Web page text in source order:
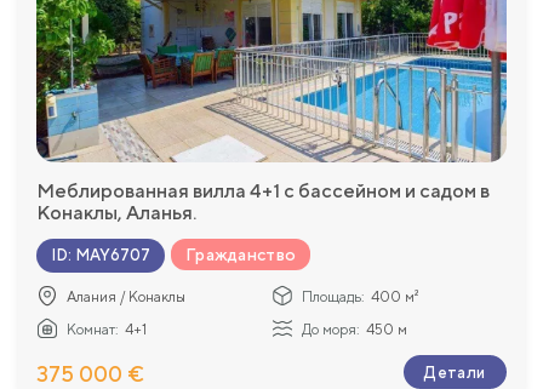
Меблированная вилла 4+1 с бассейном и садом в
Конаклы, Аланья.
ID: MAY6707 Гражданство
Алания / Конаклы Площадь: 400 м²
Комнат: 4+1 До моря: 450 м
375 000 € Детали